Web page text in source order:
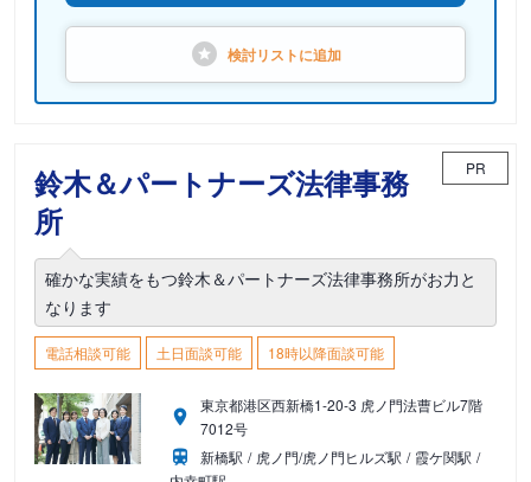
検討リストに追加
鈴木＆パートナーズ法律事務
所
PR
確かな実績をもつ鈴木＆パートナーズ法律事務所がお力と
なります
電話相談可能 土日面談可能 18時以降面談可能
東京都港区西新橋1-20-3 虎ノ門法曹ビル7階
7012号
新橋駅
虎ノ門/虎ノ門ヒルズ駅
霞ケ関駅